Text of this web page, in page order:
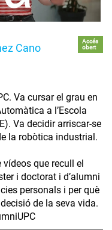
Cano
Accés
obert
Va cursar el grau en
a l’Escola
Va decidir arriscar-se
la robòtica industrial.
que recull el
i doctorat i d’alumni
personals i per què
de la seva vida.